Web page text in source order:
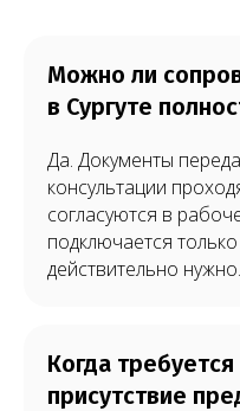
Можно ли
в Сургуте
Да. Документы
консультации
согласуются в
подключается
действительно нужно.
Когда
присутствие